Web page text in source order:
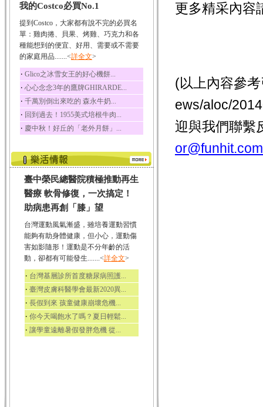
我的Costco必買No.1
提到Costco，大家都有說不完的必買名
單：雞肉捲、貝果、烤雞、巧克力和各
種能想到的便宜、好用、需要或不需要
的家庭用品.......<詳全文>
‧ Glico之冰雪女王的好心機餅...
‧ 心心念念3年的鷹牌GHIRARDE...
‧ 千萬別倒出來吃的 森永牛奶...
‧ 回到過去！1955美式培根牛肉...
‧ 慶中秋！好丘的「老外月餅」...
臺中榮民總醫院積極推動再生
醫療 軟骨修復，一次搞定！
助病患再創「膝」望
台灣運動風氣漸盛，雖培養運動習慣
能夠有助身體健康，但小心，運動傷
害如影隨形！運動是不分年齡的活
動，卻都有可能發生.......<詳全文>
‧ 台灣基層診所首度糖尿病照護...
‧ 臺灣皮膚科醫學會最新2020異...
‧ 長假到來 孩童健康崩壞危機...
‧ 你今天喝飽水了嗎？夏日輕鬆...
‧ 讓學童遠離暑假發胖危機 從...
更多精采內容
(以上內容參
ews/aloc/
迎與我們聯繫